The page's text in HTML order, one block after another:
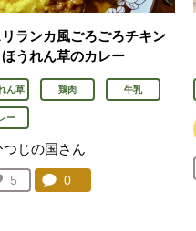
リランカ風ごろごろチキン
ほうれん草のカレー
ん草 鶏肉 牛乳
ー
つじの国さん
お気に入り登録：
5
人が登録
コメント：
0件。コメントを見る